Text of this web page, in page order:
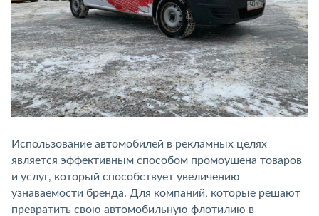
Использование автомобилей в рекламных целях
является эффективным способом промоушена товаров
и услуг, который способствует увеличению
узнаваемости бренда. Для компаний, которые решают
превратить свою автомобильную флотилию в